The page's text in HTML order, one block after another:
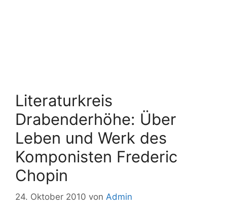
Literaturkreis
Drabenderhöhe: Über
Leben und Werk des
Komponisten Frederic
Chopin
24. Oktober 2010 von Admin